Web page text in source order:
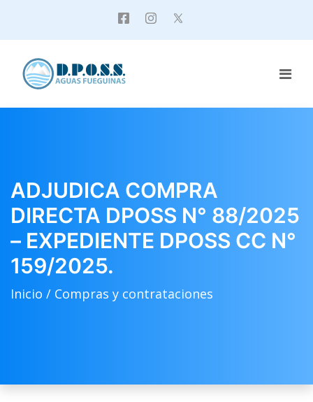
ADJUDICA COMPRA
DIRECTA DPOSS N° 88/2025
– EXPEDIENTE DPOSS CC N°
159/2025.
Inicio / Compras y contrataciones